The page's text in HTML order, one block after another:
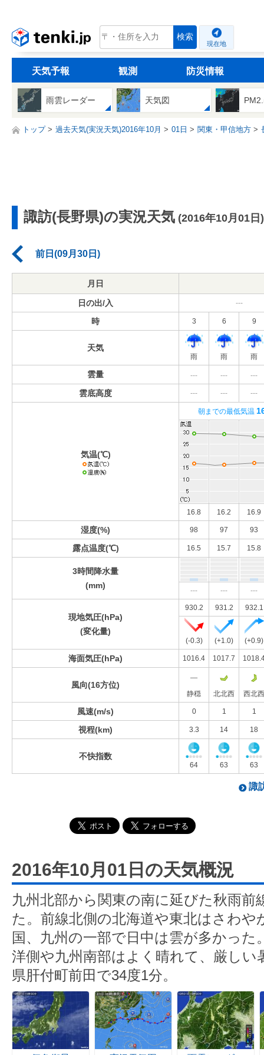
tenki.jp 検索
現在地
天気予報 観測 防災情報
雨雲レーダー 天気図
トップ 過去天気(実況天気)2016年10月 01日 関東・甲信地方
諏訪(長野県)の実況天気 (2016年10月01日)
前日(09月30日)
月日
日の出/入 ---
時 3 6 9
天気
雨 雨 雨
雲量 --- --- ---
雲底高度 --- --- ---
気温(℃)
朝までの最低気温
16.8 16.2 16.9
湿度(%) 98 97 93
露点温度(℃) 16.5 15.7 15.8
3時間降水量
(mm)
--- --- ---
現地気圧(hPa)
(変化量)
930.2 931.2 932.1
(-0.3) (+1.0) (+0.9)
海面気圧(hPa) 1016.4 1017.7
風向(16方位)
静穏 北北西 西北西
風速(m/s) 0 1 1
視程(km) 3.3 14 18
不快指数
64 63 63
諏
2016年10月01日の天気概況
九州北部から関東の南に延びた秋雨前
た。前線北側の北海道や東北はさわや
国、九州の一部で日中は雲が多かった
洋側や九州南部はよく晴れて、厳しい
県肝付町前田で34度1分。